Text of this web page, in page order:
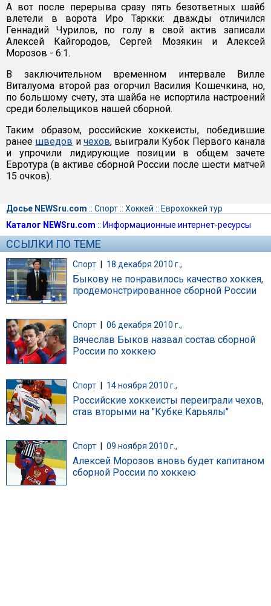
А вот после перерыва сразу пять безответных шайб
влетели в ворота Иро Таркки: дважды отличился
Геннадий Чурилов, по голу в свой актив записали
Алексей Кайгородов, Сергей Мозякин и Алексей
Морозов - 6:1.
В заключительном временном интервале Вилле
Виталуома второй раз огорчил Василия Кошечкина, но,
по большому счету, эта шайба не испортила настроений
среди болельщиков нашей сборной.
Таким образом, российские хоккеисты, победившие
ранее шведов и чехов, выиграли Кубок Первого канала
и упрочили лидирующие позиции в общем зачете
Евротура (в активе сборной России после шести матчей
15 очков).
Досье NEWSru.com :: Спорт:: Хоккей :: Еврохоккей тур
Каталог NEWSru.com :: Информационные интернет-ресурсы
ССЫЛКИ ПО ТЕМЕ
Спорт | 18 декабря 2010 г.,
Быкову не понравилось качество хоккея,
продемонстрированное сборной России
Спорт 06 декабря 2010 г.,
Вячеслав Быков назвал состав сборной
России по хоккею
Спорт 14 ноября 2010 г.,
Российские хоккеисты переиграли чехов,
став вторыми на "Кубке Карьялы"
Спорт 09 ноября 2010 г.,
Алексей Морозов вновь будет капитаном
сборной России по хоккею